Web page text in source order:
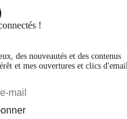
!
des nouveautés et des contenus
et mes ouvertures et clics